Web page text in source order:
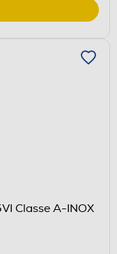
Classe A-INOX